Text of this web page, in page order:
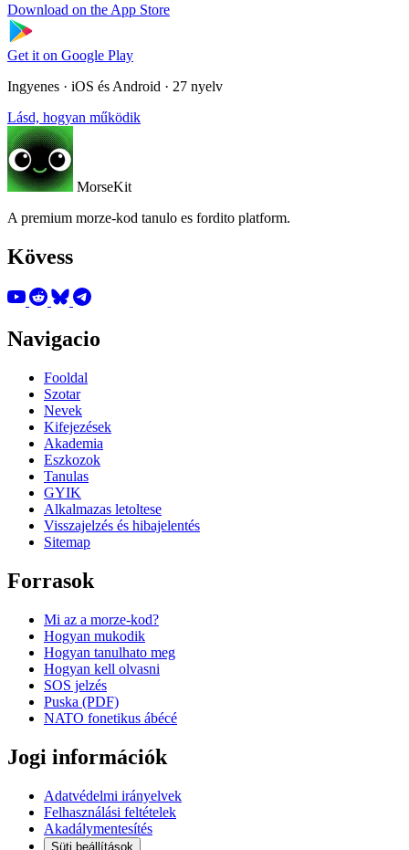
Download on the App Store
Get it on Google Play
Ingyenes · iOS és Android · 27 nyelv
Lásd, hogyan működik
MorseKit
A premium morze-kod tanulo es fordito platform.
Kövess
Navigacio
Fooldal
Szotar
Nevek
Kifejezések
Akademia
Eszkozok
Tanulas
GYIK
Alkalmazas letoltese
Visszajelzés és hibajelentés
Sitemap
Forrasok
Mi az a morze-kod?
Hogyan mukodik
Hogyan tanulhato meg
Hogyan kell olvasni
SOS jelzés
Puska (PDF)
NATO fonetikus ábécé
Jogi információk
Adatvédelmi irányelvek
Felhasználási feltételek
Akadálymentesítés
Süti beállítások